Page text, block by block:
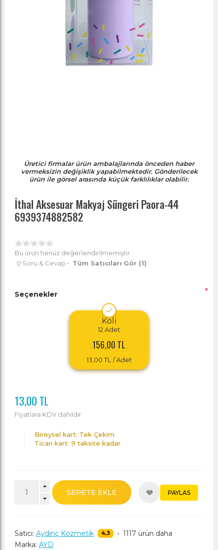
Üretici firmalar ürün ambalajlarında önceden haber
vermeksizin değişiklik yapabilmektedir. Gönderilecek
ürün ile görsel arasında küçük farklılıklar olabilir.
İthal Aksesuar Makyaj Süngeri Paora-44
6939374882582
Bu ürün henüz değerlendirilmemiştir.
0 Soru & Cevap • Tüm Satıcıları Gör (1)
Seçenekler *
Koli
12 Adet
156,00 TL
13,00 TL / Adet
13,00 TL
Fiyatlara KDV dahildir
Bireysel kart: Tek Çekim
Ticari kart: 9 taksite kadar
SEPETE EKLE PAYLAS
Satıcı: Aydinç Kozmetik 4,3 • 1117 ürün daha
Marka: AYD